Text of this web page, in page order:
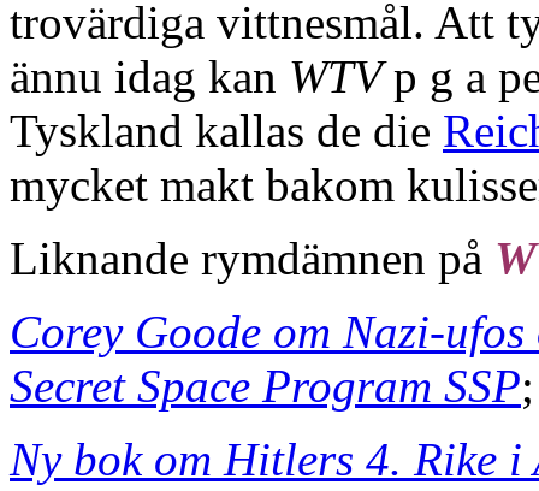
trovärdiga vittnesmål. Att
ännu idag kan WTVp g a
Tyskland kallas de die
mycket makt bakom
Liknande rymdämnen på
Corey Goode om Nazi-
Secret Space Program SSP;
Ny bok om Hitlers 4. Rike